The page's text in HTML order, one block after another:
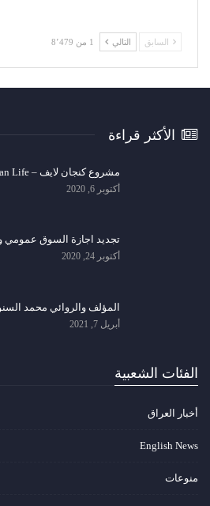
السابق التالي 1 من 8٬479
الأكثر قراءة
مشروع كنجان لايف – Ganjan Life
أكتوبر 6, 2020
تجديد اجازة السوق
أكتوبر 24, 2020
المؤلف والروائي محمد
أبريل 7, 2021
الفئات الشعبية
أخبار العراق
English News
منوعات